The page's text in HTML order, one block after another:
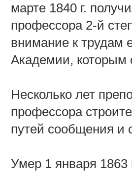
марте 1840 г.
профессора 2-й
внимание к трудам
Академии, которым
Несколько лет
профессора
путей сообщения и
Умер 1 января 1863